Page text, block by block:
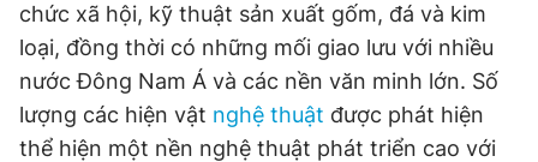
chức xã hội, kỹ thuật sản xuất gốm, đá và kim
loại, đồng thời có những mối giao lưu với nhiều
nước Đông Nam Á và các nền văn minh lớn. Số
lượng các hiện vật nghệ thuật được phát hiện
thể hiện một nền nghệ thuật phát triển cao với